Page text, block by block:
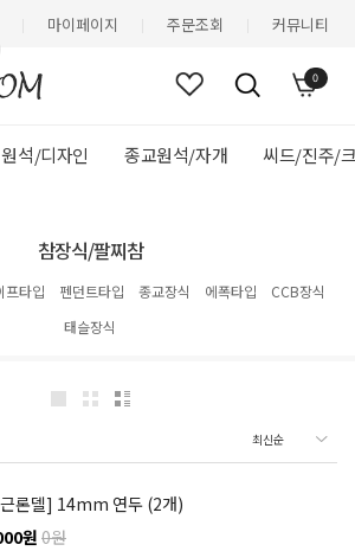
마이페이지 주문조회 커뮤니티
0
원석/디자인 종교원석/자개 씨드/진주/
참장식/팔찌참
프타입 펜던트타입 종교장식 에폭타입
CCB장식
태슬장식
론델] 14mm 연두 (2개)
원 0원